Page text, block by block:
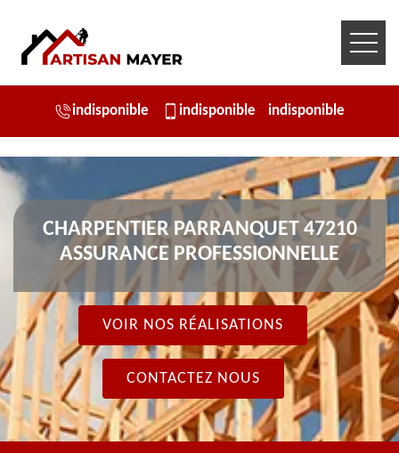
indisponible indisponible indisponible
CHARPENTIER PARRANQUET 47210
ASSURANCE PROFESSIONNELLE
VOIR NOS RÉALISATIONS
CONTACTEZ NOUS